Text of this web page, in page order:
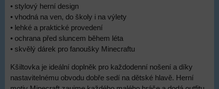
• stylový herní design
• vhodná na ven, do školy i na výlety
• lehké a praktické provedení
• ochrana před sluncem během léta
• skvělý dárek pro fanoušky Minecraftu
Kšiltovka je ideální doplněk pro každodenní nošení a díky
nastavitelnému obvodu dobře sedí na dětské hlavě. Herní